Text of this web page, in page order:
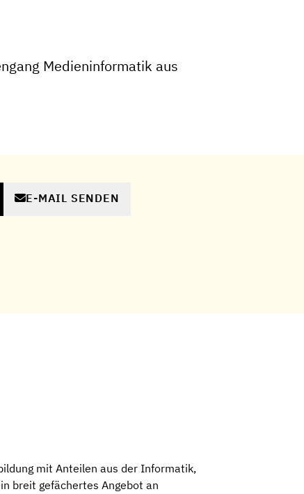
Medieninformatik aus
E-MAIL SENDEN
mit Anteilen aus der Informatik,
breit gefächertes Angebot an